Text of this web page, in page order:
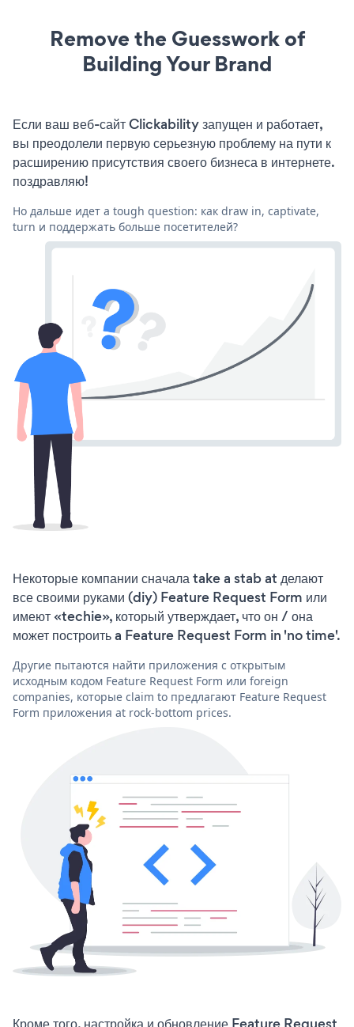
Remove the Guesswork of
Building Your Brand
Если ваш веб-сайт Clickability запущен и работает,
вы преодолели первую серьезную проблему на пути к
расширению присутствия своего бизнеса в интернете.
поздравляю!
Но дальше идет a tough question: как draw in, captivate,
turn и поддержать больше посетителей?
Некоторые компании сначала take a stab at делают
все своими руками (diy) Feature Request Form или
имеют «techie», который утверждает, что он / она
может построить a Feature Request Form in 'no time'.
Другие пытаются найти приложения с открытым
исходным кодом Feature Request Form или foreign
companies, которые claim to предлагают Feature Request
Form приложения at rock-bottom prices.